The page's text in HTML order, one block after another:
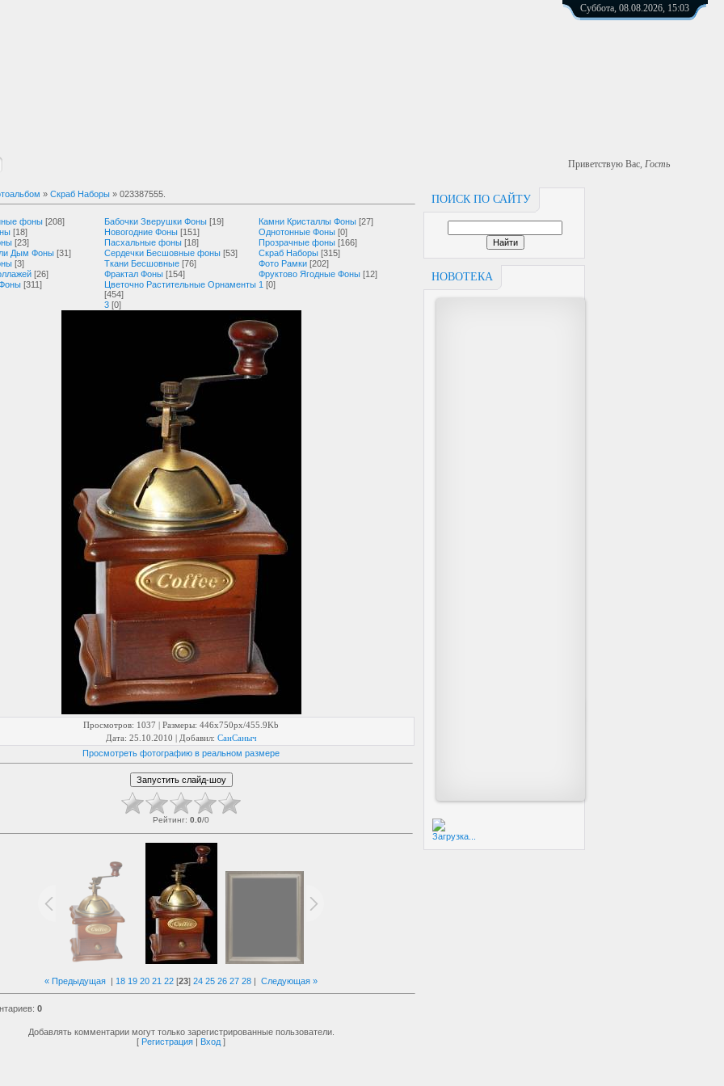
Суббота, 08.08.2026, 15:03
Приветствую Вас, Гость
ПОИСК ПО САЙТУ
НОВОТЕКА
Загрузка...
» Скраб Наборы » 023387555.
фоны [208] Бабочки Зверушки Фоны [19] Камни Кристаллы Фоны [27]
[18] Новогодние Фоны [151] Однотонные Фоны [0]
[23] Пасхальные фоны [18] Прозрачные фоны [166]
Дым Фоны [31] Сердечки Бесшовные фоны [53] Скраб Наборы [315]
[3] Ткани Бесшовные [76] Фото Рамки [202]
[26] Фрактал Фоны [154] Фруктово Ягодные Фоны [12]
[311]
Цветочно Растительные Орнаменты
[454]
1 [0]
3 [0]
Просмотров: 1037 | Размеры: 446x750px/455.9Kb
Дата: 25.10.2010 | Добавил: СанСаныч
Просмотреть фотографию в реальном размере
Рейтинг: 0.0/0
« Предыдущая | 18 19 20 21 22 [23] 24 25 26 27 28 | Следующая »
: 0
Добавлять комментарии могут только зарегистрированные пользователи.
[ Регистрация | Вход ]